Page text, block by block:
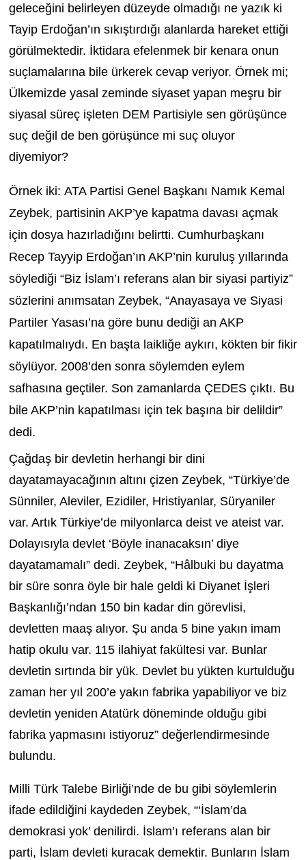
geleceğini belirleyen düzeyde olmadığı ne yazık ki
Tayip Erdoğan’ın sıkıştırdığı alanlarda hareket ettiği
görülmektedir. İktidara efelenmek bir kenara onun
suçlamalarına bile ürkerek cevap veriyor. Örnek mi;
Ülkemizde yasal zeminde siyaset yapan meşru bir
siyasal süreç işleten DEM Partisiyle sen görüşünce
suç değil de ben görüşünce mi suç oluyor
diyemiyor?
Örnek iki: ATA Partisi Genel Başkanı Namık Kemal
Zeybek, partisinin AKP’ye kapatma davası açmak
için dosya hazırladığını belirtti. Cumhurbaşkanı
Recep Tayyip Erdoğan’ın AKP’nin kuruluş yıllarında
söylediği “Biz İslam’ı referans alan bir siyasi partiyiz”
sözlerini anımsatan Zeybek, “Anayasaya ve Siyasi
Partiler Yasası’na göre bunu dediği an AKP
kapatılmalıydı. En başta laikliğe aykırı, kökten bir fikir
söylüyor. 2008’den sonra söylemden eylem
safhasına geçtiler. Son zamanlarda ÇEDES çıktı. Bu
bile AKP’nin kapatılması için tek başına bir delildir”
dedi.
Çağdaş bir devletin herhangi bir dini
dayatamayacağının altını çizen Zeybek, “Türkiye’de
Sünniler, Aleviler, Ezidiler, Hristiyanlar, Süryaniler
var. Artık Türkiye’de milyonlarca deist ve ateist var.
Dolayısıyla devlet ‘Böyle inanacaksın’ diye
dayatamamalı” dedi. Zeybek, “Hâlbuki bu dayatma
bir süre sonra öyle bir hale geldi ki Diyanet İşleri
Başkanlığı’ndan 150 bin kadar din görevlisi,
devletten maaş alıyor. Şu anda 5 bine yakın imam
hatip okulu var. 115 ilahiyat fakültesi var. Bunlar
devletin sırtında bir yük. Devlet bu yükten kurtulduğu
zaman her yıl 200’e yakın fabrika yapabiliyor ve biz
devletin yeniden Atatürk döneminde olduğu gibi
fabrika yapmasını istiyoruz” değerlendirmesinde
bulundu.
Milli Türk Talebe Birliği’nde de bu gibi söylemlerin
ifade edildiğini kaydeden Zeybek, “‘İslam’da
demokrasi yok’ denilirdi. İslam’ı referans alan bir
parti, İslam devleti kuracak demektir. Bunların İslam